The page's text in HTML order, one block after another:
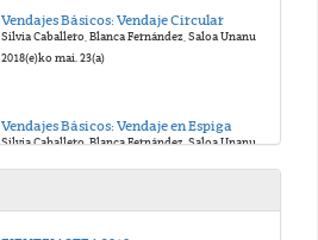
Vendajes Básicos: Vendaje Circular
2018(e)ko mai. 23(a)
Vendajes Básicos: Vendaje en Espiga
Silvia Caballero, Blanca Fernández, Saloa Unanue, Ana Belén Fraile